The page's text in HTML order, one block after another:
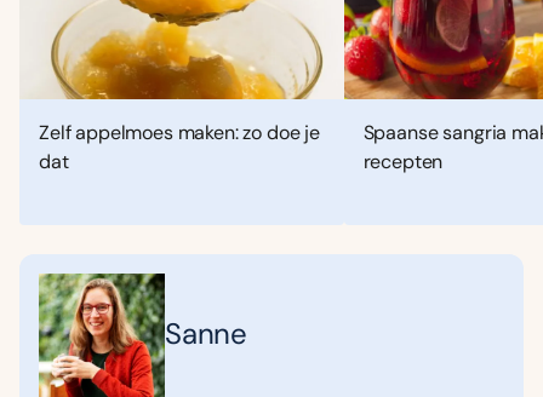
Zelf appelmoes maken: zo doe je
dat
Spaanse sangria
recepten
Sanne